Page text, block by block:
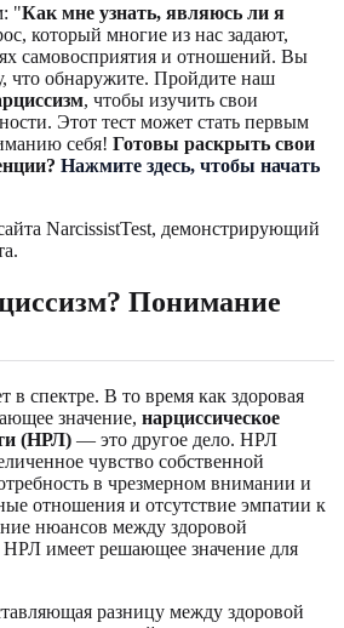
"Как мне узнать, являюсь ли я
который многие из нас задают,
самовосприятия и отношений. Вы
что обнаружите. Пройдите наш
, чтобы изучить свои
Этот тест может стать первым
себя! Готовы раскрыть свои
Нажмите здесь, чтобы начать
Понимание
в спектре. В то время как здоровая
значение, нарциссическое
(НРЛ) — это другое дело. НРЛ
чувство собственной
в чрезмерном внимании и
отношения и отсутствие эмпатии к
нюансов между здоровой
НРЛ имеет решающее значение для